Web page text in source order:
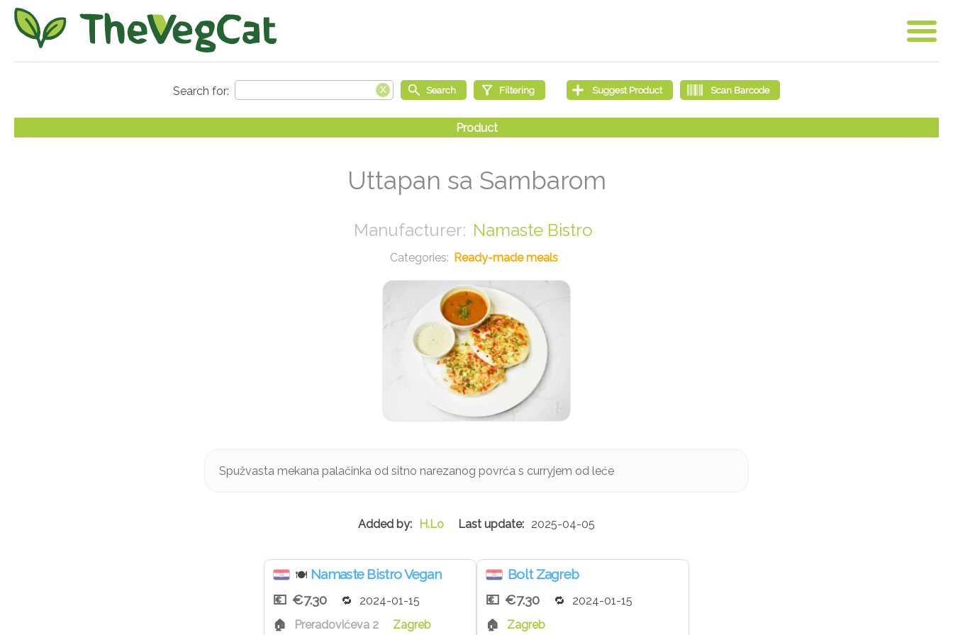
Uttapan sa Sambarom
Namaste Bistro
Ready-made meals
Spužvasta mekana palačinka od sitno narezanog povrća s curryjem od leće
H.Lo 2025-04-05
🍽 Namaste Bistro Vegan
€7.30
2024-01-15
Preradovićeva 2
Zagreb
Bolt Zagreb
€7.30
2024-01-15
Zagreb